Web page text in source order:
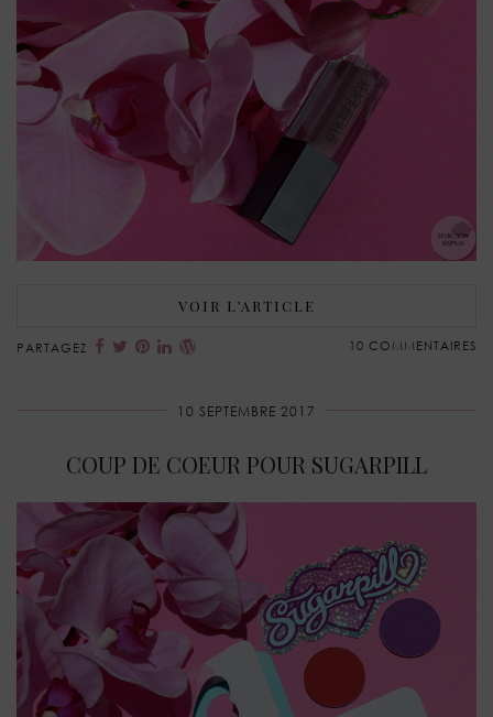
VOIR L’ARTICLE
PARTAGEZ 10 COMMENTAIRES
10 SEPTEMBRE 2017
COUP DE COEUR POUR SUGARPILL